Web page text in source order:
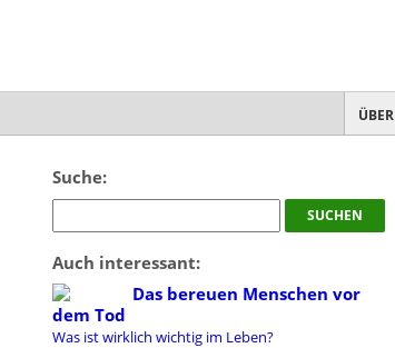
ÜBER
Suche:
Auch interessant:
Das bereuen Menschen vor
dem Tod
Was ist wirklich wichtig im Leben?